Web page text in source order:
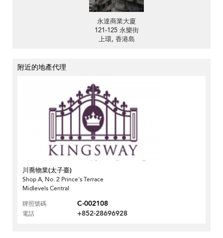
永達商業大廈
121-125 永樂街
上環, 香港島
附近的地產代理
川喬物業(太子臺)
Shop A, No. 2 Prince's Terrace
Midlevels Central
牌照號碼
C-002108
電話 +852-28696928